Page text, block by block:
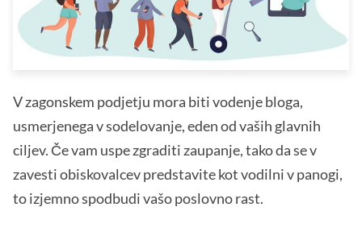
V zagonskem podjetju mora biti vodenje bloga,
usmerjenega v sodelovanje, eden od vaših glavnih
ciljev. Če vam uspe zgraditi zaupanje, tako da se v
zavesti obiskovalcev predstavite kot vodilni v panogi,
to izjemno spodbudi vašo poslovno rast.